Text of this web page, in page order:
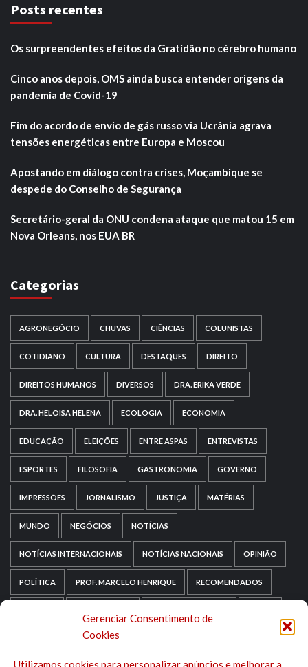
Gerenciar Consentimento de
Cookies
Utilizamos cookies para personalizar anúncios e melhorar a
Posts recentes
Os surpreendentes efeitos da Gratidão no cérebro humano
Cinco anos depois, OMS ainda busca entender origens da
pandemia de Covid-19
Fim do acordo de envio de gás russo via Ucrânia agrava
tensões energéticas entre Europa e Moscou
Apostando em diálogo contra crises, Moçambique se
despede do Conselho de Segurança
Secretário-geral da ONU condena ataque que matou 15 em
Nova Orleans, nos EUA BR
Categorias
AGRONEGÓCIO CHUVAS CIÊNCIAS COLUNISTAS
COTIDIANO CULTURA DESTAQUES DIREITO
DIREITOS HUMANOS DIVERSOS DRA. ERIKA VERDE
DRA. HELOISA HELENA ECOLOGIA ECONOMIA
EDUCAÇÃO ELEIÇÕES ENTRE ASPAS ENTREVISTAS
ESPORTES FILOSOFIA GASTRONOMIA GOVERNO
IMPRESSÕES JORNALISMO JUSTIÇA MATÉRIAS
MUNDO NEGÓCIOS NOTÍCIAS
NOTÍCIAS INTERNACIONAIS NOTÍCIAS NACIONAIS OPINIÃO
POLÍTICA PROF. MARCELO HENRIQUE RECOMENDADOS
SEM CATEGORIA